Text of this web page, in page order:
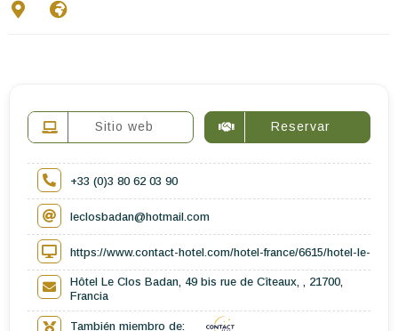
Sitio web Reservar
+33 (0)3 80 62 03 90
leclosbadan@hotmail.com
https://www.contact-hotel.com/hotel-france/6615/hotel-le-
Hôtel Le Clos Badan, 49 bis rue de Cîteaux, , 21700,
Francia
También miembro de: